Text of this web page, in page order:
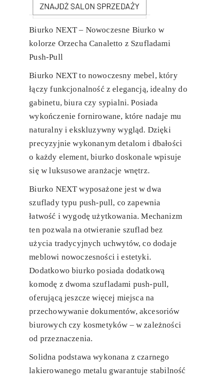
Biurko NEXT – Nowoczesne Biurko w
kolorze Orzecha Canaletto z Szufladami
Push-Pull
Biurko NEXT to nowoczesny mebel, który
łączy funkcjonalność z elegancją, idealny do
gabinetu, biura czy sypialni. Posiada
wykończenie fornirowane, które nadaje mu
naturalny i ekskluzywny wygląd. Dzięki
precyzyjnie wykonanym detalom i dbałości
o każdy element, biurko doskonale wpisuje
się w luksusowe aranżacje wnętrz.
Biurko NEXT wyposażone jest w dwa
szuflady typu push-pull, co zapewnia
łatwość i wygodę użytkowania. Mechanizm
ten pozwala na otwieranie szuflad bez
użycia tradycyjnych uchwytów, co dodaje
meblowi nowoczesności i estetyki.
Dodatkowo biurko posiada dodatkową
komodę z dwoma szufladami push-pull,
oferującą jeszcze więcej miejsca na
przechowywanie dokumentów, akcesoriów
biurowych czy kosmetyków – w zależności
od przeznaczenia.
Solidna podstawa wykonana z czarnego
lakierowanego metalu gwarantuje stabilność